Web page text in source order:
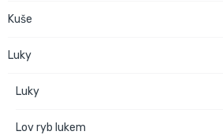
Kuše
Luky
Luky
Lov ryb lukem